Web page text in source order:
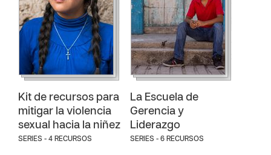
Kit de recursos para
mitigar la violencia
sexual hacia la niñez
SERIES - 4 RECURSOS
La Escuela de
Gerencia y
Liderazgo
SERIES - 6 RECURSOS